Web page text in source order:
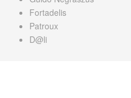
Fortadelis
Patroux
D@li